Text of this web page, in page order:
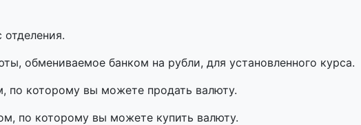
обмениваемое банком на рубли, для установленного курса.
по которому вы можете продать валюту.
по которому вы можете купить валюту.